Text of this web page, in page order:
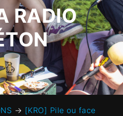
RADIO
→ [KRO] Pile ou face